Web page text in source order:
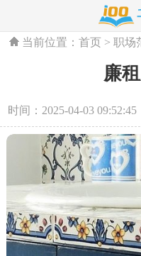
当前位置：首页 >职场
廉
时间：2025-04-03 09:52:45